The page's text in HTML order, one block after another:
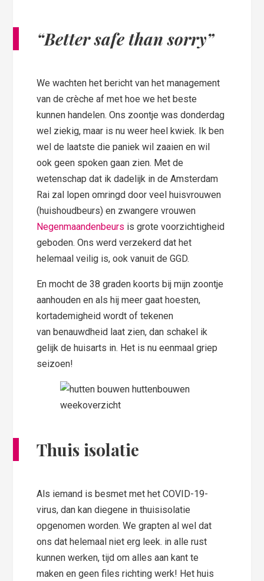
“Better safe than sorry”
We wachten het bericht van het management
van de crèche af met hoe we het beste
kunnen handelen. Ons zoontje was donderdag
wel ziekig, maar is nu weer heel kwiek. Ik ben
wel de laatste die paniek wil zaaien en wil
ook geen spoken gaan zien. Met de
wetenschap dat ik dadelijk in de Amsterdam
Rai zal lopen omringd door veel huisvrouwen
(huishoudbeurs) en zwangere vrouwen
Negenmaandenbeurs is grote voorzichtigheid
geboden. Ons werd verzekerd dat het
helemaal veilig is, ook vanuit de GGD.
En mocht de 38 graden koorts bij mijn zoontje
aanhouden en als hij meer gaat hoesten,
kortademigheid wordt of tekenen
van benauwdheid laat zien, dan schakel ik
gelijk de huisarts in. Het is nu eenmaal griep
seizoen!
Thuis isolatie
Als iemand is besmet met het COVID-19-
virus, dan kan diegene in thuisisolatie
opgenomen worden. We grapten al wel dat
ons dat helemaal niet erg leek. in alle rust
kunnen werken, tijd om alles aan kant te
maken en geen files richting werk! Het huis